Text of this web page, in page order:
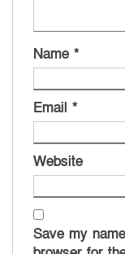
Name *
Email *
Website
Save my